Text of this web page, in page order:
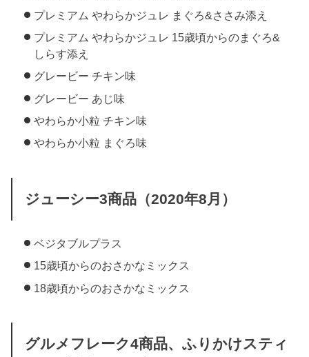
プレミアム やわらかジュレ まぐろ&ささみ添え
プレミアム やわらかジュレ 15歳頃からのまぐろ&
しらす添え
グレービー チキン味
グレービー あじ味
やわらか小粒 チキン味
やわらか小粒 まぐろ味
ジューシー3商品（2020年8月）
ベジタブルプラス
15歳頃からのおさかなミックス
18歳頃からのおさかなミックス
グルメフレーク4商品、ふりかけスティ